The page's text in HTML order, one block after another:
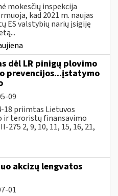
mokesčių inspekcija
kad 2021 m. naujas
ES valstybių narių įsigiję
dėl LR pinigų plovimo
prevencijos...įstatymo
09
18 priimtas Lietuvos
ir teroristų finansavimo
275 2, 9, 10, 11, 15, 16, 21,
akcizų lengvatos
01